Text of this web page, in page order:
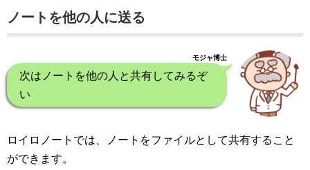
ノートを他の人に送る
モジャ博士
次はノートを他の人と共有してみるぞ
い
ロイロノートでは、ノートをファイルとして共有すること
ができます。